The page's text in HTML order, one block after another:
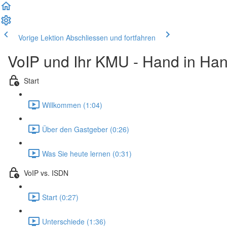
Vorige Lektion Abschliessen und fortfahren
VoIP und Ihr KMU - Hand in
Start
Willkommen (1:04)
Über den Gastgeber (0:26)
Was Sie heute lernen (0:31)
VoIP vs. ISDN
Start (0:27)
Unterschiede (1:36)